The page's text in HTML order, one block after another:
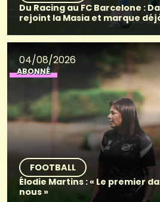
Du Racing au FC Barcelone :
rejoint la Masia et marque
04/08/2026
ABONNÉ
FOOTBALL
Élodie Martins : « Le premier
nous »